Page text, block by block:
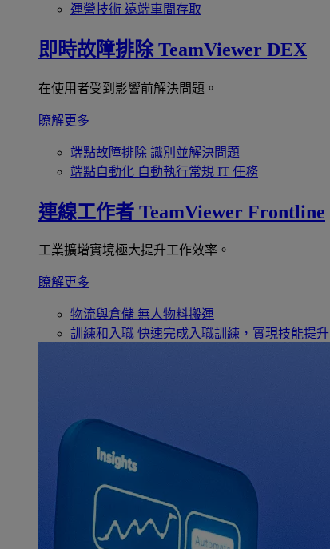
運營技術 遠端車間存取
即時故障排除 TeamViewer DEX
在使用者受到影響前解決問題。
瞭解更多
端點故障排除 識別並解決問題
端點自動化 自動執行常規 IT 任務
連線工作者 TeamViewer Frontline
工業擴增實境極大提升工作效率。
瞭解更多
物流與倉儲 無人物料搬運
訓練和入職 快速完成入職訓練，實現技能提升